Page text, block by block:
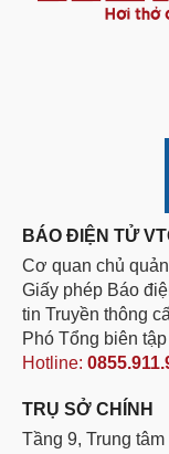
BÁO ĐIỆN TỬ
Cơ quan chủ
Giấy phép Báo
tin Truyền thông
Phó Tổng biên
Hotline:
TRỤ SỞ CHÍNH
Tầng 9, Trung